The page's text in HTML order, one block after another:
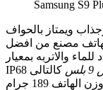
Samsung S9
ويمتاز بالحواف
مصنع من افضل
والاتربه بمعيار
كالتالى